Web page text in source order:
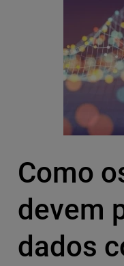
Como
devem
dados